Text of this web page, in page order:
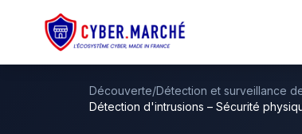
Découverte/Détection et surveillance
Détection d'intrusions – Sécurité